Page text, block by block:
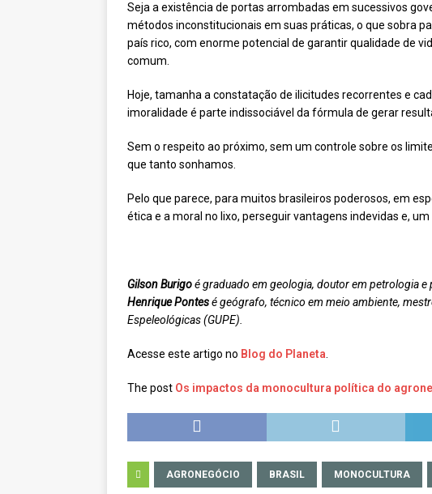
Seja a existência de portas arrombadas em sucessivos
métodos inconstitucionais em suas práticas, o que sobra
país rico, com enorme potencial de garantir qualidade de
comum.
Hoje, tamanha a constatação de ilicitudes recorrentes e
imoralidade é parte indissociável da fórmula de gerar
Sem o respeito ao próximo, sem um controle sobre os
que tanto sonhamos.
Pelo que parece, para muitos brasileiros poderosos, em
ética e a moral no lixo, perseguir vantagens indevidas e,
Gilson Burigoé graduado em geologia, doutor em petrologia
Henrique Pontesé geógrafo, técnico em meio ambiente,
Espeleológicas (GUPE).
Acesse este artigo no Blog do Planeta
The post Os impactos da monocultura política do
AGRONEGÓCIO BRASIL MONOCULTURA